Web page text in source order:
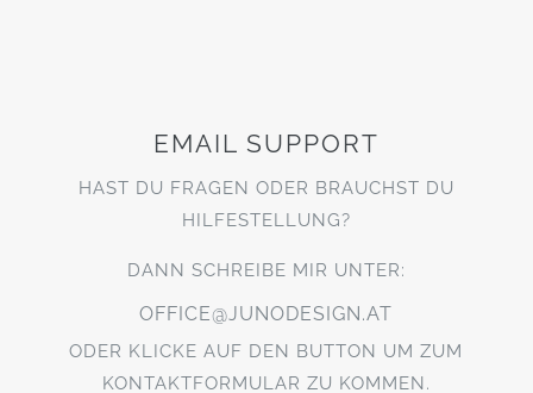
EMAIL SUPPORT
HAST DU FRAGEN ODER BRAUCHST DU
HILFESTELLUNG?
DANN SCHREIBE MIR UNTER:
OFFICE@JUNODESIGN.AT
ODER KLICKE AUF DEN BUTTON UM ZUM
KONTAKTFORMULAR ZU KOMMEN.